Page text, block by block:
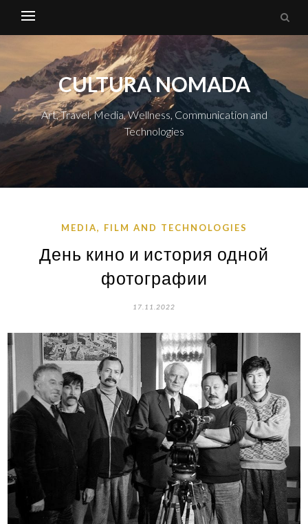
CULTURA NOMADA
Art, Travel, Media, Wellness, Communication and
Technologies
MEDIA, FILM AND TECHNOLOGIES
День кино и история одной
фотографии
17.11.2022